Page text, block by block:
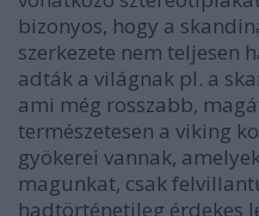
bizonyos, hogy a
szerkezete nem teljesen
adták a világnak pl. a
ami még rosszabb,
természetesen a viking
gyökerei vannak,
magunkat, csak
hadtörténetileg érdekes